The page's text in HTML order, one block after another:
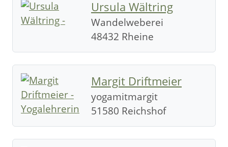
Ursula Wältring
Wandelweberei
48432 Rheine
Margit Driftmeier
yogamitmargit
51580 Reichshof